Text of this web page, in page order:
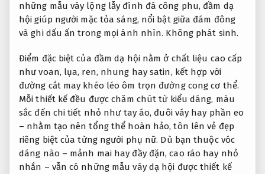
những mẫu váy lộng lẫy đính đá công phu, đầm dạ
hội giúp người mặc tỏa sáng, nổi bật giữa đám đông
và ghi dấu ấn trong mọi ánh nhìn. Không phát sinh.
Điểm đặc biệt của đầm dạ hội nằm ở chất liệu cao cấp
như voan, lụa, ren, nhung hay satin, kết hợp với
đường cắt may khéo léo ôm trọn đường cong cơ thể.
Mỗi thiết kế đều được chăm chút từ kiểu dáng, màu
sắc đến chi tiết nhỏ như tay áo, đuôi váy hay phần eo
– nhằm tạo nên tổng thể hoàn hảo, tôn lên vẻ đẹp
riêng biệt của từng người phụ nữ. Dù bạn thuộc vóc
dáng nào – mảnh mai hay đầy đặn, cao ráo hay nhỏ
nhắn – vẫn có những mẫu váy dạ hội được thiết kế